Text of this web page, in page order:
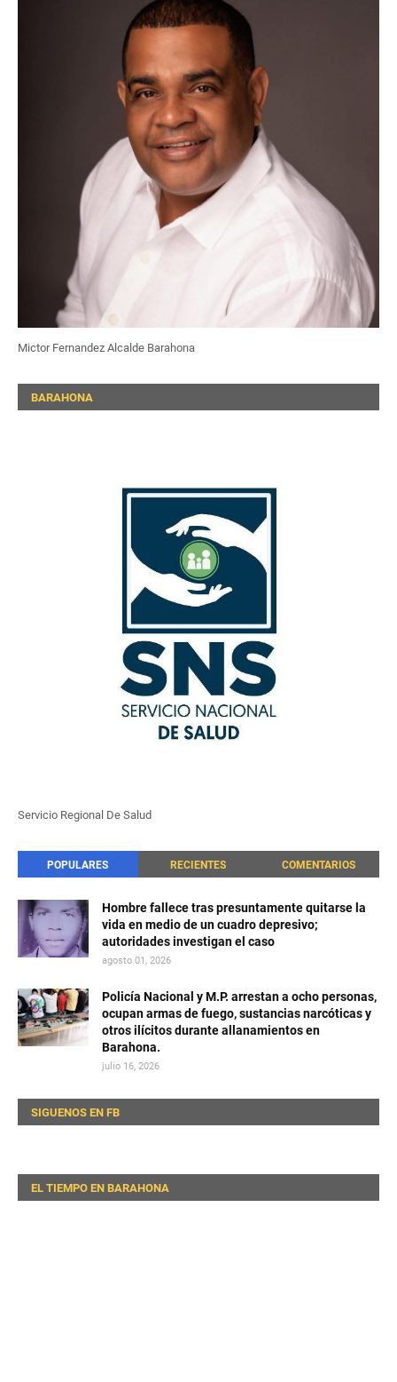
Mictor Fernandez Alcalde Barahona
BARAHONA
Servicio Regional De Salud
POPULARES RECIENTES COMENTARIOS
Hombre fallece tras presuntamente quitarse la
vida en medio de un cuadro depresivo;
autoridades investigan el caso
agosto 01, 2026
Policía Nacional y M.P. arrestan a ocho personas,
ocupan armas de fuego, sustancias narcóticas y
otros ilícitos durante allanamientos en
Barahona.
julio 16, 2026
SIGUENOS EN FB
EL TIEMPO EN BARAHONA